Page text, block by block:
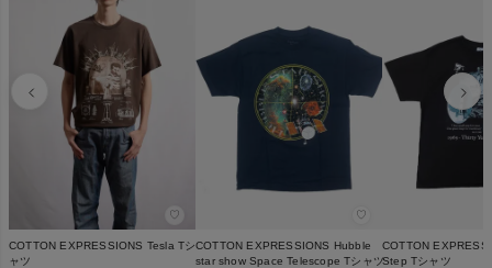
♡
COTTON EXPRESSIONS Tesla Tシ
ャツ
♡
COTTON EXPRESSIONS Hubble
star show Space Telescope Tシャツ
COTTON
Step Tシャツ